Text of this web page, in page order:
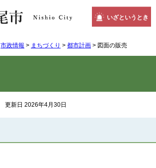
いざというとき
市政情報 > まちづくり > 都市計画 > 図面の販売
更新日 2026年4月30日